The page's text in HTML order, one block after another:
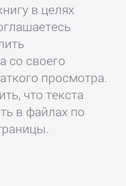
в целях
со своего
просмотра.
что текста
в файлах по